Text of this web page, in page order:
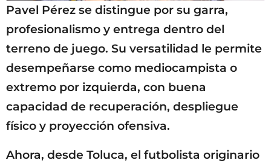
Pavel Pérez se distingue por su garra,
profesionalismo y entrega dentro del
terreno de juego. Su versatilidad le permite
desempeñarse como mediocampista o
extremo por izquierda, con buena
capacidad de recuperación, despliegue
físico y proyección ofensiva.
Ahora, desde Toluca, el futbolista originario